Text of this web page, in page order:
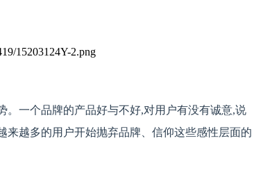
一个品牌的产品好与不好,对用户有没有诚意,说
越多的用户开始抛弃品牌、信仰这些感性层面的